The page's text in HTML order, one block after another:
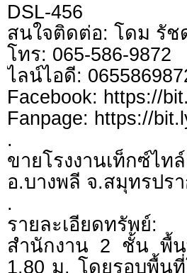
DSL-456
สนใจติดต่อ: โดม รัช
โทร: 065-586-9872
ไลน์ไอดี:
Facebook: https://
Fanpage: https://
.
ขายโรงงานเท็กซ์
อ.บางพลี จ.สมุทรปร
.
รายละเอียดทรัพ
สำนักงาน 2 ชั้น พื้น
1.80 ม. โดยรอบพื้น